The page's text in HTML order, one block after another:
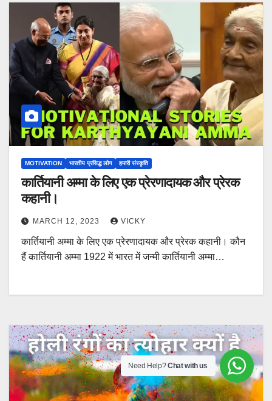
MOTIVATION भारतीय प्रसिद्ध लोग हमारी संस्कृति
कार्तियानी अम्मा के लिए एक प्रेरणादायक और प्रेरक
कहानी।
MARCH 12, 2023 VICKY
कार्तियानी अम्मा के लिए एक प्रेरणादायक और प्रेरक कहानी। कौन
हैं कार्तियानी अम्मा 1922 में भारत में जन्मी कार्तियानी अम्मा…
Need Help?Chat with us